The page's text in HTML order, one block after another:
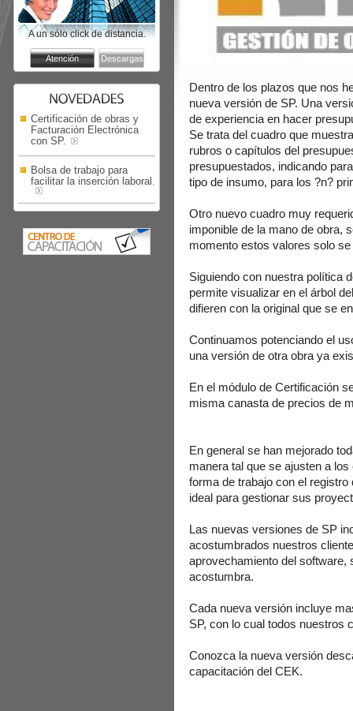
A un sólo click de distancia.
Certificación de obras y
Facturación Electrónica
con SP.
Bolsa de trabajo para
facilitar la inserción laboral.
Dentro de los plazos que nos
nueva versión de SP. Una
de experiencia en hacer
Se trata del cuadro que
rubros o capítulos del
presupuestados, indicando
tipo de insumo, para los ?n?
Otro nuevo cuadro muy
imponible de la mano de obra,
momento estos valores solo
Siguiendo con nuestra política
permite visualizar en el árbol
difieren con la original que se
Continuamos potenciando el
una versión de otra obra ya
En el módulo de Certificación
misma canasta de precios de
En general se han mejorado
manera tal que se ajusten a
forma de trabajo con el
ideal para gestionar sus
Las nuevas versiones de SP
acostumbrados nuestros
aprovechamiento del software,
acostumbra.
Cada nueva versión incluye
SP, con lo cual todos nuestros
Conozca la nueva versión
capacitación del CEK.